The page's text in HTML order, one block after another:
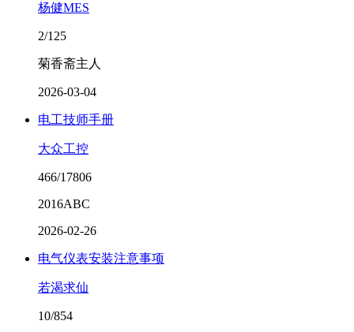
杨健MES
2/125
菊香斋主人
2026-03-04
电工技师手册
大众工控
466/17806
2016ABC
2026-02-26
电气仪表安装注意事项
若渴求仙
10/854